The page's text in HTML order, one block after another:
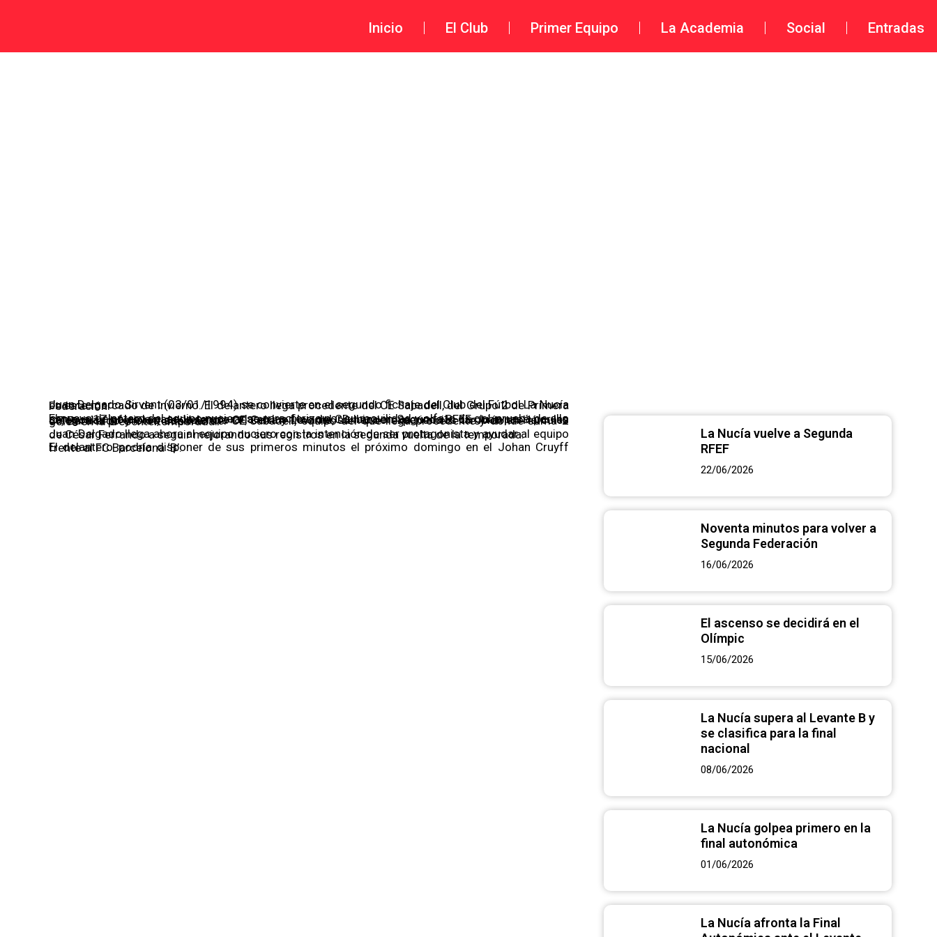
Inicio El Club Primer Equipo La Academia Social Entradas
Juan Delgado Sirvent (03/01/1994) se convierte en el segundo fichaje del Club del Fútbol La Nucía en este mercado de invierno. El delantero llega procedente del CE Sabadell, del Grupo 2 de Primera Federación.
El nuevo delantero del equipo nuciero se caracteriza por su movilidad y olfato de gol, prueba de ello son sus 17 goles la pasada temporada en las filas del CD Ibiza en Segunda RFEF. Juan pasó por las categorías inferiores del Valencia CF, Celta y Levante, sumando experiencias también en Hércules CF, Barakaldo y Olot, además del CE Sabadell, equipo del que llega procedente y donde suma 2 goles en la presente temporada.
Juan Delgado llega ahora al equipo nuciero con la intención de ser protagonista y ayudar al equipo de César Ferrando a seguir mejorando sus registros en la segunda vuelta de la temporada.
El delantero podría disponer de sus primeros minutos el próximo domingo en el Johan Cruyff frente al FC Barcelona ‘B’.
La Nucía vuelve a Segunda
RFEF
22/06/2026
Noventa minutos para volver a
Segunda Federación
16/06/2026
El ascenso se decidirá en el
Olímpic
15/06/2026
La Nucía supera al Levante B y
se clasifica para la final
nacional
08/06/2026
La Nucía golpea primero en la
final autonómica
01/06/2026
La Nucía afronta la Final